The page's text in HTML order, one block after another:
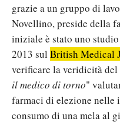
grazie a un gruppo di
Novellino, preside della
iniziale è stato uno
2013 sul British Medical
verificare la veridicità del
il medico di torno"
farmaci di elezione nelle
consumo di una mela al